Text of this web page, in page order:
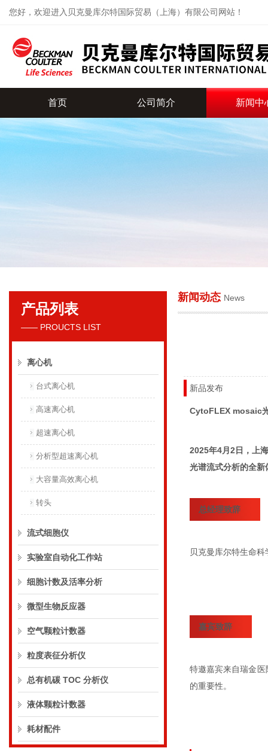
您好，欢迎进入贝克曼库尔特国际贸易（上海）有限公司网站！
贝克曼库尔特国际贸易（上海）有限公司
首页 公司简介 新闻中
产品列表
—— PROUCTS LIST
离心机
台式离心机
高速离心机
超速离心机
分析型超速离心机
大容量高效离心机
转头
流式细胞仪
实验室自动化工作站
细胞计数及活率分析
微型生物反应器
空气颗粒计数器
粒度表征分析仪
总有机碳 TOC 分析仪
液体颗粒计数器
耗材配件
新闻动态 News
新品发布
CytoFLEX mosaic
2025年4月2日，上
光谱流式分析的全新
总经理致辞
贝克曼库尔特生命
嘉宾致辞
特邀嘉宾来自瑞金
的重要性。